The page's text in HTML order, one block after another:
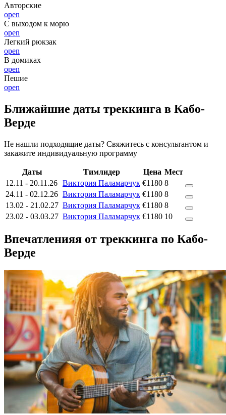
Авторские
open
С выходом к морю
open
Легкий рюкзак
open
В домиках
open
Пешие
open
Ближайшие даты треккинга в Кабо-
Верде
Не нашли подходящие даты? Свяжитесь с консультантом и
закажите индивидуальную программу
Даты Тимлидер Цена Мест
12.11 - 20.11.26 Виктория Паламарчук €1180 8
24.11 - 02.12.26 Виктория Паламарчук €1180 8
13.02 - 21.02.27 Виктория Паламарчук €1180 8
23.02 - 03.03.27 Виктория Паламарчук €1180 10
Впечатленияя от треккинга по Кабо-
Верде